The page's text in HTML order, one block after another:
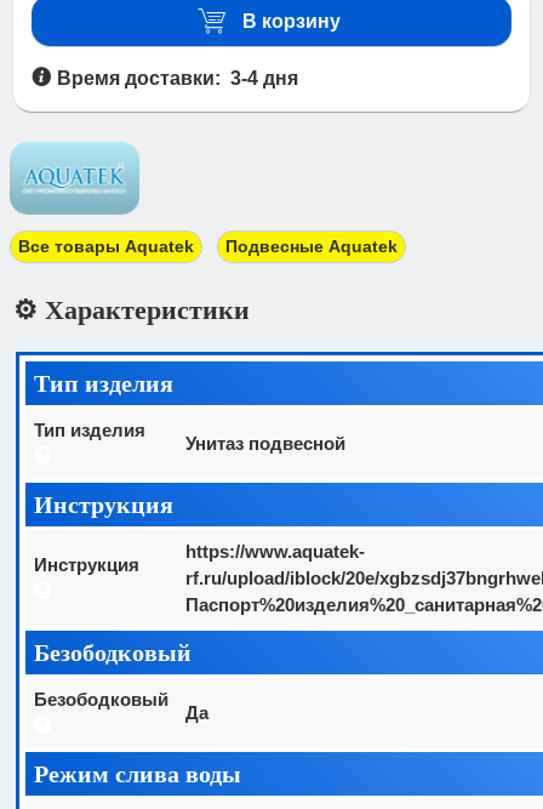
В корзину
Время доставки: 3-4 дня
Все товары Aquatek Подвесные Aquatek
⚙️ Характеристики
Тип изделия
Тип изделия
Унитаз подвесной
Инструкция
Инструкция
https://www.aquatek-
rf.ru/upload/iblock/20e/
Безободковый
Безободковый
Да
Режим слива воды